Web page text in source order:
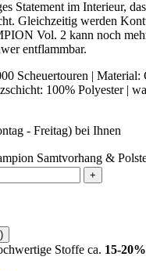
Statement im Interieur,
Gleichzeitig werden
Vol. 2 kann noch
entflammbar.
Scheuertouren | Material:
100% Polyester |
- Freitag) bei Ihnen
Samtvorhang &
)
Stoffe ca. 15-